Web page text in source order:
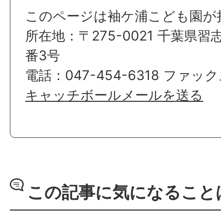
このページは袖ケ浦こども園
所在地：〒275-0021 千葉県習
番3号
電話：047-454-6318 ファッ
キャッチボールメールを送る
この記事に気になるこ